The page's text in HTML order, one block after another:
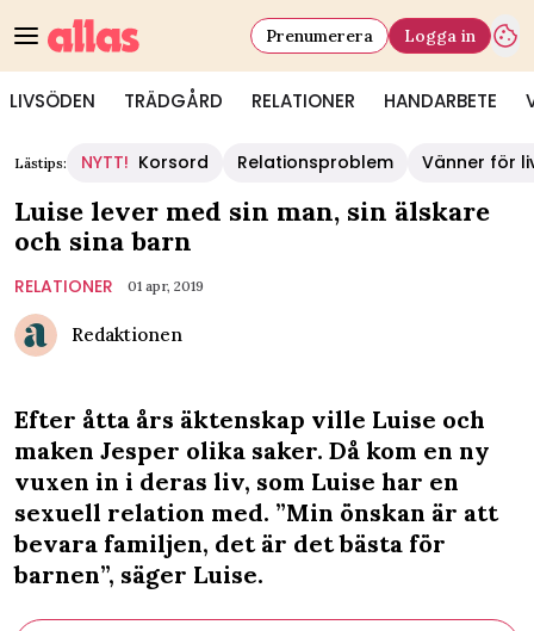
LIVSÖDEN TRÄDGÅRD RELATIONER HANDARBETE
Prenumerera Logga in
Lästips: NYTT! Korsord Relationsproblem Vänner för
Luise lever med sin man, sin älskare
och sina barn
RELATIONER 01 apr, 2019
Redaktionen
Efter åtta års äktenskap ville Luise och
maken Jesper olika saker. Då kom en ny
vuxen in i deras liv, som Luise har en
sexuell relation med. ”Min önskan är att
bevara familjen, det är det bästa för
barnen”, säger Luise.